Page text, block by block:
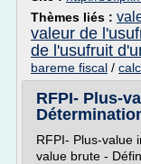
Thèmes liés :
valeur de
de l'usufruit
bareme fiscal /
RFPI- Plus-
RFPI- Plus-value
value brute -